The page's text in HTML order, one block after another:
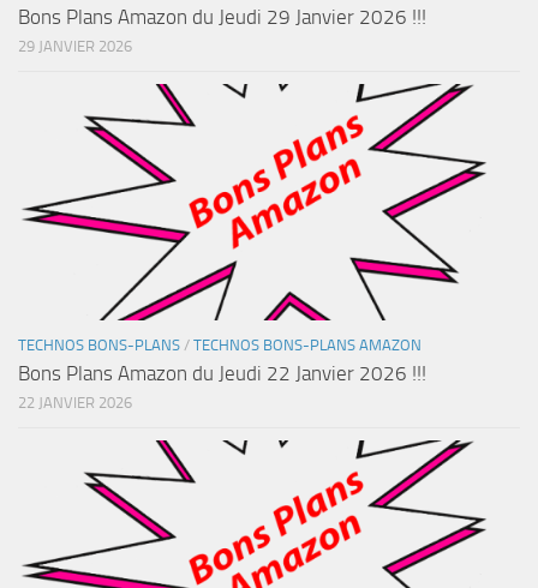
Bons Plans Amazon du Jeudi 29 Janvier 2026 !!!
29 JANVIER 2026
TECHNOS BONS-PLANS / TECHNOS BONS-PLANS AMAZON
Bons Plans Amazon du Jeudi 22 Janvier 2026 !!!
22 JANVIER 2026